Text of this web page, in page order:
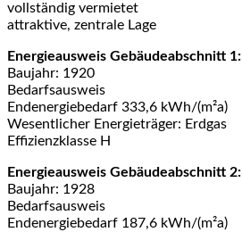
vollständig vermietet
attraktive, zentrale Lage
Energieausweis Gebäudeabschnitt 1:
Baujahr: 1920
Bedarfsausweis
Endenergiebedarf 333,6 kWh/(m²a)
Wesentlicher Energieträger: Erdgas
Effizienzklasse H
Energieausweis Gebäudeabschnitt 2:
Baujahr: 1928
Bedarfsausweis
Endenergiebedarf 187,6 kWh/(m²a)